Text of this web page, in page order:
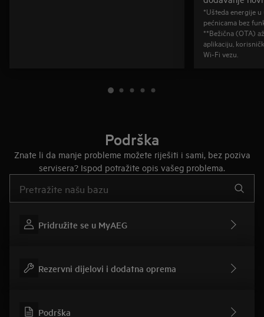
*Ušteda energije
pećnicama bez
**Bežična (OTA)
aplikaciju,
Wi-Fi vezu.
Podrška
Znate li da manje probleme možete riješiti i sami, bez poziva
servisera? Ispod potražite opis vašeg problema.
Pridružite se u MyAEG
Rezervni dijelovi i dodatna oprema
Podrška